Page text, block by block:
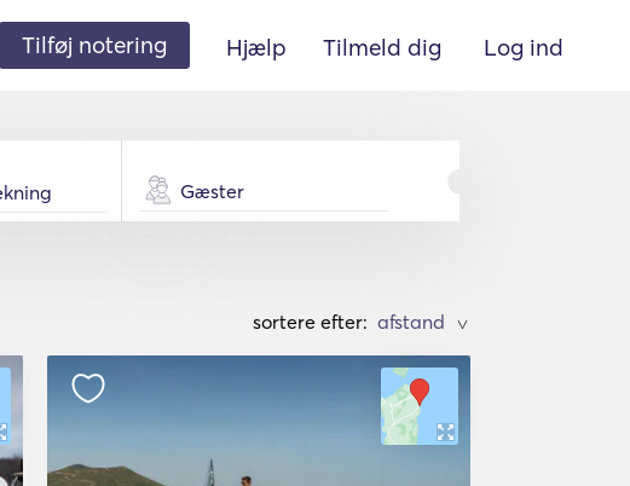
Tilføj notering Hjælp Tilmeld dig Log ind
Gæster
sortere efter: >